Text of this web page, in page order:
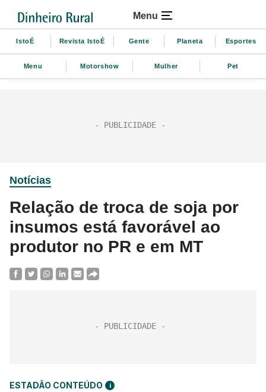
Menu
IstoÉ Revista IstoÉ Gente Planeta Esportes
Menu Motorshow Mulher Pet
Notícias
Relação de troca de soja por
insumos está favorável ao
produtor no PR e em MT
ESTADÃO CONTEÚDO i